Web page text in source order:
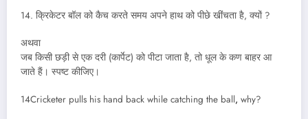
14. क्रिकेटर बॉल को कैच करते समय अपने हाथ को पीछे खींचता है, क्यों ?
अथवा
जब किसी छड़ी से एक दरी (कार्पेट) को पीटा जाता है, तो धूल के कण बाहर आ
जाते हैं। स्पष्ट कीजिए।
14Cricketer pulls his hand back while catching the ball, why?